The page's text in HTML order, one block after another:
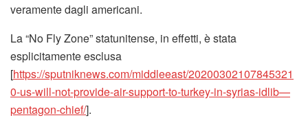
veramente dagli americani.
La “No Fly Zone” statunitense, in effetti, è stata
esplicitamente esclusa
[https://sputniknews.com/middleeast/20200302107845321
0-us-will-not-provide-air-support-to-turkey-in-syrias-idlib—
pentagon-chief/].